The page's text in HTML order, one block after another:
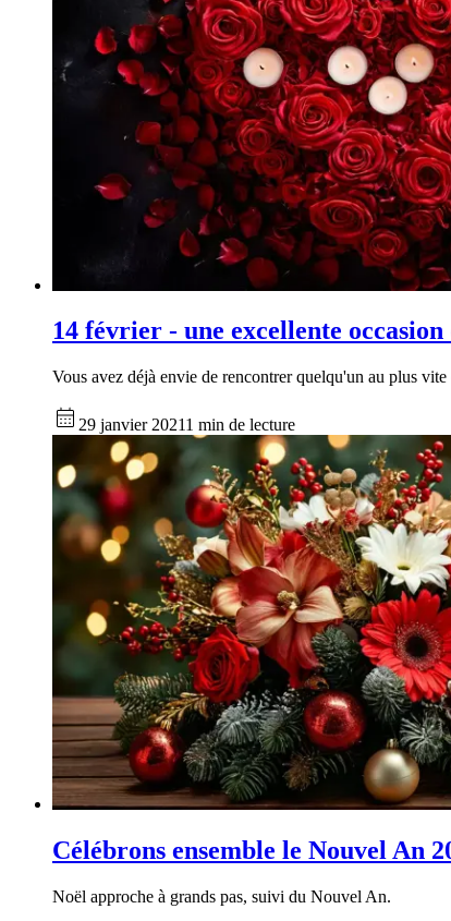
14 février - une excellente
Vous avez déjà envie de rencontrer quelqu'un au plus
29 janvier 20211 min de lecture
Célébrons ensemble le Nouvel An
Noël approche à grands pas, suivi du Nouvel An.